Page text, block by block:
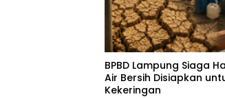
BPBD Lampung Siaga
Air Bersih Disiapkan
Kekeringan